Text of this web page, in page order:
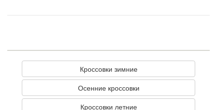
Кроссовки зимние
Осенние кроссовки
Кроссовки летние